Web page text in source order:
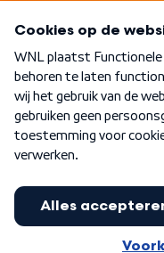
Nieuwsbrief
Word Lid